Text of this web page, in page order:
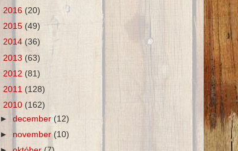
2016 (20)
2015 (49)
2014 (36)
2013 (63)
2012 (81)
2011 (128)
2010 (162)
►december(12)
► november (10)